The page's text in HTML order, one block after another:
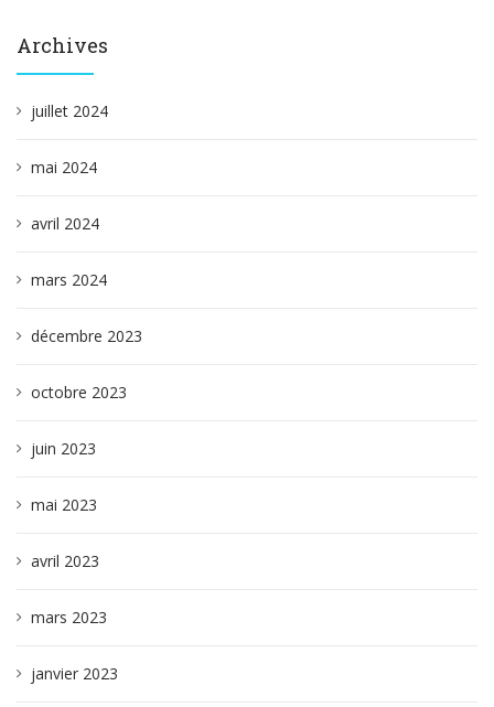
Archives
juillet 2024
mai 2024
avril 2024
mars 2024
décembre 2023
octobre 2023
juin 2023
mai 2023
avril 2023
mars 2023
janvier 2023